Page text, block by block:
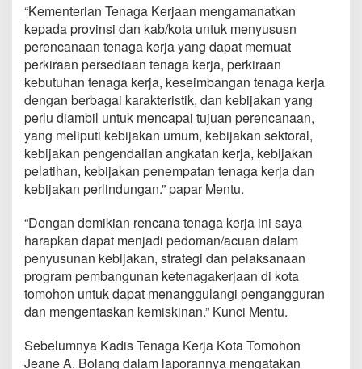
n
a
n
R
e
n
c
a
n
a
T
e
n
a
a
K
e
r
j
a
“Kementerian Tenaga Kerjaan mengamanatkan
kepada provinsi dan kab/kota untuk menyususn
perencanaan tenaga kerja yang dapat memuat
perkiraan persediaan tenaga kerja, perkiraan
kebutuhan tenaga kerja, keseimbangan tenaga kerja
dengan berbagai karakteristik, dan kebijakan yang
perlu diambil untuk mencapai tujuan perencanaan,
yang meliputi kebijakan umum, kebijakan sektoral,
kebijakan pengendalian angkatan kerja, kebijakan
pelatihan, kebijakan penempatan tenaga kerja dan
kebijakan perlindungan.” papar Mentu.
“Dengan demikian rencana tenaga kerja ini saya
harapkan dapat menjadi pedoman/acuan dalam
penyusunan kebijakan, strategi dan pelaksanaan
program pembangunan ketenagakerjaan di kota
tomohon untuk dapat menanggulangi pengangguran
dan mengentaskan kemiskinan.” Kunci Mentu.
Sebelumnya Kadis Tenaga Kerja Kota Tomohon
Jeane A. Bolang dalam laporannya mengatakan